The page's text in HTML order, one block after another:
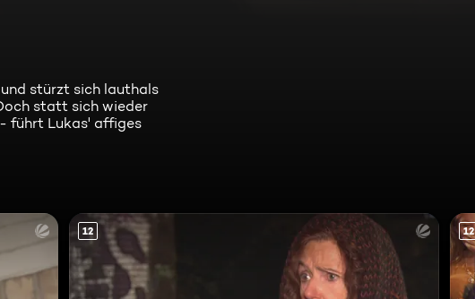
stürzt sich lauthals
statt sich wieder
führt Lukas' affiges
12 12